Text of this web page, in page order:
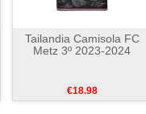
Tailandia Camisola FC
Metz 3º 2023-2024
€18.98